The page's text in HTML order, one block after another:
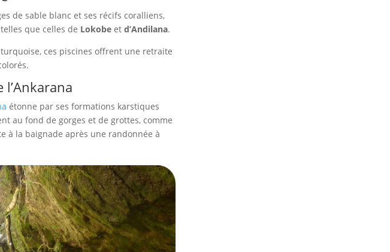
de sable blanc et ses récifs coralliens,
que celles de Lokobe et d’Andilana.
ces piscines offrent une retraite
étonne par ses formations karstiques
au fond de gorges et de grottes, comme
à la baignade après une randonnée à